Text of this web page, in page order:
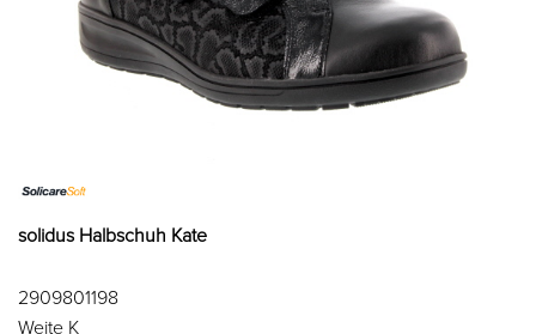
solidus Halbschuh Kate
2909801198
Weite K